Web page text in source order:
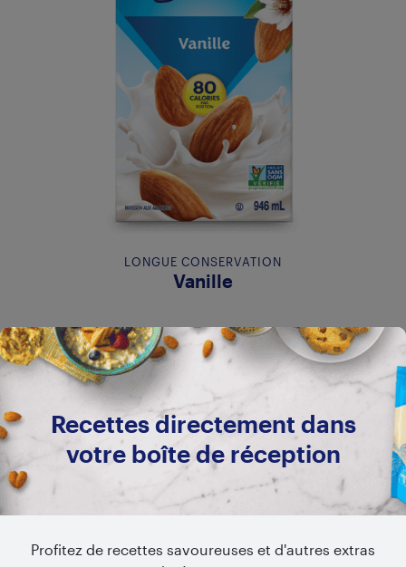
LONGUE CONSERVATION
Vanille
Recettes directement dans
votre boîte de réception
Profitez de recettes savoureuses et d'autres extras